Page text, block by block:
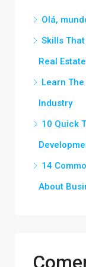
Olá,
Skills
Real
Learn
Industry
10 Quick
14
About